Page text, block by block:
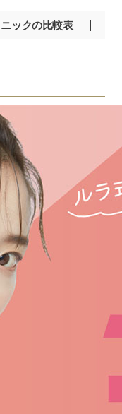
ニックの比較表
～¥242,000
～440,000
0年～永久保証
ンにより異なる
院院長 成田央良
手美容外科で院長を歴任
形成外科学会正会員